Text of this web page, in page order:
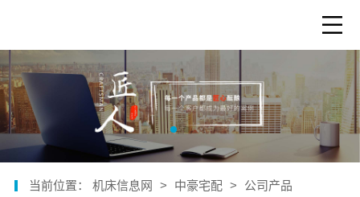
当前位置： 机床信息网 > 中豪宅配 > 公司产品